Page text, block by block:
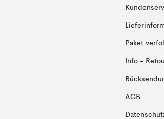
Paket
Info -
AGB